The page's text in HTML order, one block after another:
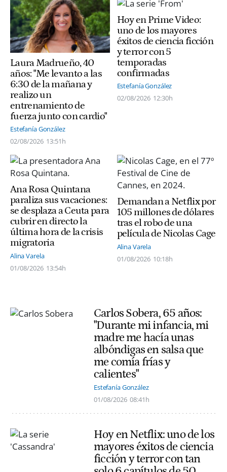
Laura Madrueño, 40
años: "Me levanto a las
6:30 de la mañana y
realizo un
entrenamiento de
fuerza junto con cardio"
Estefanía González
02/08/2026 13:51h
Hoy en Prime Video:
uno de los mayores
éxitos de ciencia ficción
y terror con 5
temporadas
confirmadas
Estefanía González
02/08/2026 12:30h
Ana Rosa Quintana
paraliza sus vacaciones:
se desplaza a Ceuta para
cubrir en directo la
última hora de la crisis
migratoria
Alina Varela
01/08/2026 13:54h
Demandan a Netflix por
105 millones de dólares
tras el robo de una
película de Nicolas Cage
Alina Varela
01/08/2026 10:18h
Carlos Sobera, 65 años:
"Durante mi infancia, mi
madre me hacía unas
albóndigas en salsa que
me comía frías y
calientes"
Estefanía González
01/08/2026 08:41h
Hoy en Netflix: uno de los
mayores éxitos de ciencia
ficción y terror con tan